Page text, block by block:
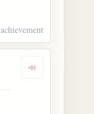
achievement
Dengarkan